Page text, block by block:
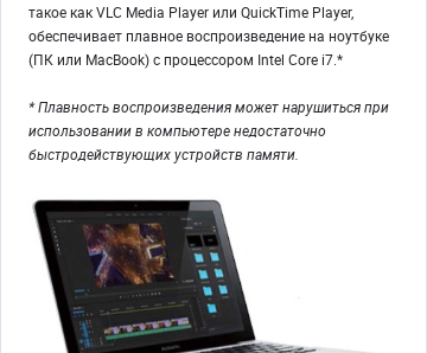
такое как VLC Media Player или QuickTime Player,
обеспечивает плавное воспроизведение на ноутбуке
(ПК или MacBook) с процессором Intel Core i7.*
* Плавность воспроизведения может нарушиться при
использовании в компьютере недостаточно
быстродействующих устройств памяти.